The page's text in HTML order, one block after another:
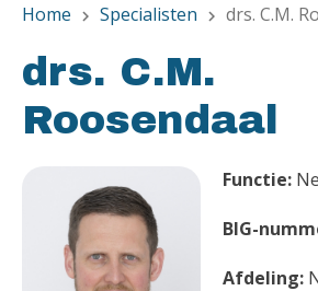
Home chevron_right Specialisten chevron_right drs. C.M.
drs. C.M.
Roosendaal
Functie:
BIG-
Afdeling: